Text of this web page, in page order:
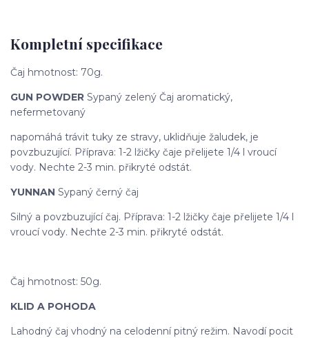
Kompletní specifikace
Čaj hmotnost: 70g.
GUN POWDER Sypaný zelený Čaj aromatický,
nefermetovaný
napomáhá trávit tuky ze stravy, uklidňuje žaludek, je
povzbuzující. Příprava: 1-2 lžičky čaje přelijete 1/4 l vroucí
vody. Nechte 2-3 min. přikryté odstát.
YUNNAN Sypaný černý čaj
Silný a povzbuzující čaj. Příprava: 1-2 lžičky čaje přelijete 1/4 l
vroucí vody. Nechte 2-3 min. přikryté odstát.
Čaj hmotnost: 50g.
KLID A POHODA
Lahodný čaj vhodný na celodenní pitný režim. Navodí pocit